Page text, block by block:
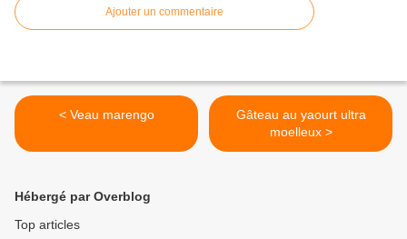
Ajouter un commentaire
< Veau marengo
Gâteau au yaourt ultra
moelleux >
Hébergé par Overblog
Top articles